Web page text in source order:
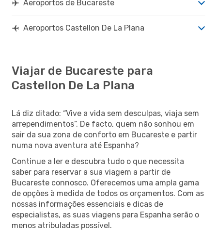
Aeroportos de Bucareste
Aeroportos Castellon De La Plana
Viajar de Bucareste para
Castellon De La Plana
Lá diz ditado: “Vive a vida sem desculpas, viaja sem
arrependimentos”. De facto, quem não sonhou em
sair da sua zona de conforto em Bucareste e partir
numa nova aventura até Espanha?
Continue a ler e descubra tudo o que necessita
saber para reservar a sua viagem a partir de
Bucareste connosco. Oferecemos uma ampla gama
de opções à medida de todos os orçamentos. Com as
nossas informações essenciais e dicas de
especialistas, as suas viagens para Espanha serão o
menos atribuladas possível.